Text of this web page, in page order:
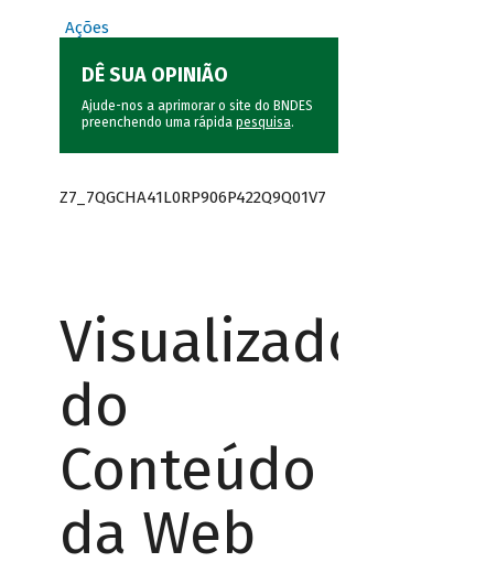
Ações
DÊ SUA OPINIÃO
Ajude-nos a aprimorar o site do BNDES
preenchendo uma rápida pesquisa.
Z7_7QGCHA41L0RP906P422Q9Q01V7
Visualizador
do
Conteúdo
da Web